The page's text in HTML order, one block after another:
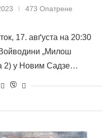
473 Опатрене
17. авґуста на 20:30
„Милош
2) у Новим Садзе…